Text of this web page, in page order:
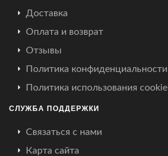
Доставка
Оплата и возврат
Отзывы
Политика конфиденциальности
Политика использования cookie
СЛУЖБА ПОДДЕРЖКИ
Связаться с нами
Карта сайта